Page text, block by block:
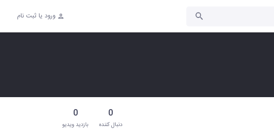
ورود یا ثبت نام
0
دنبال‌ کننده
0
بازدید ویدیو